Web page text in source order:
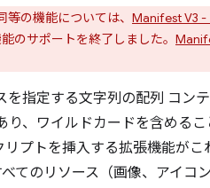
の機能については、 Manifest V3 -
のサポートを終了しました。
指定する文字列の配列 コン
、ワイルドカードを含めるこ
プトを挿入する拡張機能がこ
てのリソース（画像、アイコ